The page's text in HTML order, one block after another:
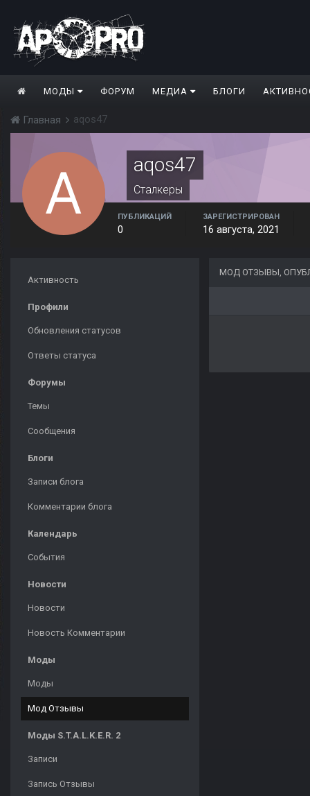
МОДЫ ФОРУМ МЕДИА БЛОГИ
Главная aqos47
aqos47
Сталкеры
ПУБЛИКАЦИЙ
0
ЗАРЕГИСТРИРОВАН
16 августа, 2021
Активность
Профили
Обновления статусов
Ответы статуса
Форумы
Темы
Сообщения
Блоги
Записи блога
Комментарии блога
Календарь
События
Новости
Новости
Новость Комментарии
Моды
Моды
Мод Отзывы
Моды S.T.A.L.K.E.R. 2
Записи
Запись Отзывы
МОД ОТЗЫВЫ,